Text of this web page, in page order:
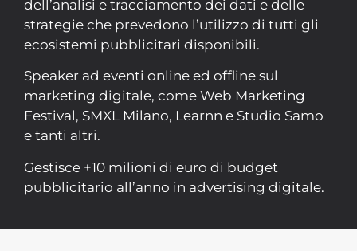
dell’analisi e tracciamento dei dati e delle
strategie che prevedono l’utilizzo di tutti gli
ecosistemi pubblicitari disponibili.
Speaker ad eventi online ed offline sul
marketing digitale, come Web Marketing
Festival, SMXL Milano, Learnn e Studio Samo
e tanti altri.
Gestisce +10 milioni di euro di budget
pubblicitario all’anno in advertising digitale.